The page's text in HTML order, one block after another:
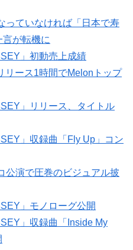
っていなければ「日本で寿
が転機に
」初動売上成績
リース1時間でMelonトップ
」リリース、タイトル
」収録曲「Fly Up」コン
公演で圧巻のビジュアル披
」モノローグ公開
」収録曲「Inside My